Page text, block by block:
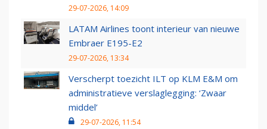
29-07-2026, 14:09
LATAM Airlines toont interieur van nieuwe
Embraer E195-E2
29-07-2026, 13:34
Verscherpt toezicht ILT op KLM E&M om
administratieve verslaglegging: ‘Zwaar
middel’
29-07-2026, 11:54